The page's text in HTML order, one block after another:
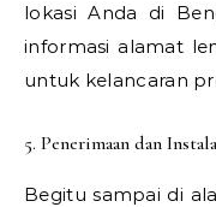
lokasi Anda di
informasi alamat
untuk kelancaran
5. Penerimaan dan
Begitu sampai di